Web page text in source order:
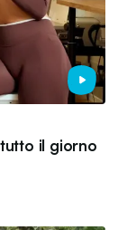
il giorno